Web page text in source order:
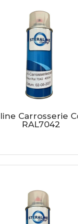
Carrosserie
RAL7042